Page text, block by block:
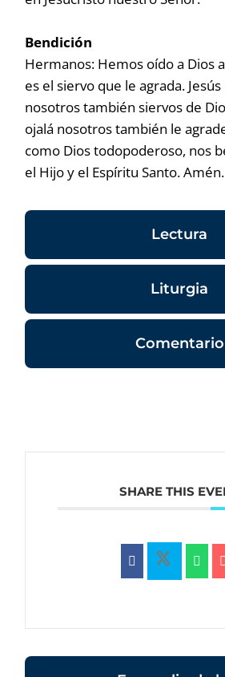
Bendición
Hermanos: Hemos oído a Dios
es el siervo que le agrada. Jesús
nosotros también siervos de
ojalá nosotros también le
como Dios todopoderoso, nos
el Hijo y el Espíritu Santo. Amén.
Lectura
Liturgia
Comentario
SHARE THIS